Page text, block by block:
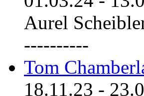
Aurel
----------
Tom
18.11.23 -